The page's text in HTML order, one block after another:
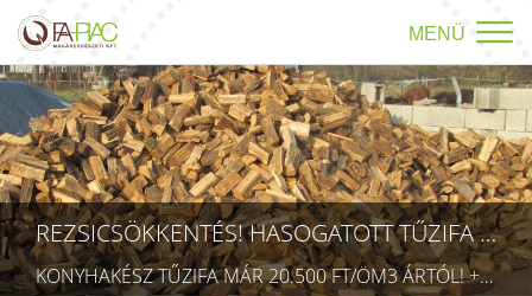
MENÜ
REZSICSÖKKENTÉS! HASOGATOTT TŰZIFA AKCIÓ!
KONYHAKÉSZ TŰZIFA MÁR 20.500 FT/ÖM3 ÁRTÓL! +36709423403 RÉSZLETEK A TÜZÉP MENÜPONTBAN! (TECHNIKAI AZONOSÍTÓ: AA 5832075)